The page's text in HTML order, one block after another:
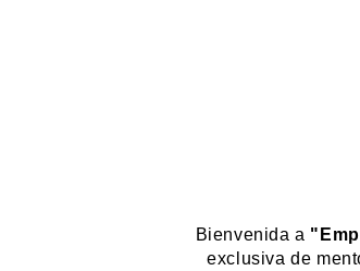
Bienvenida a
exclusiva de